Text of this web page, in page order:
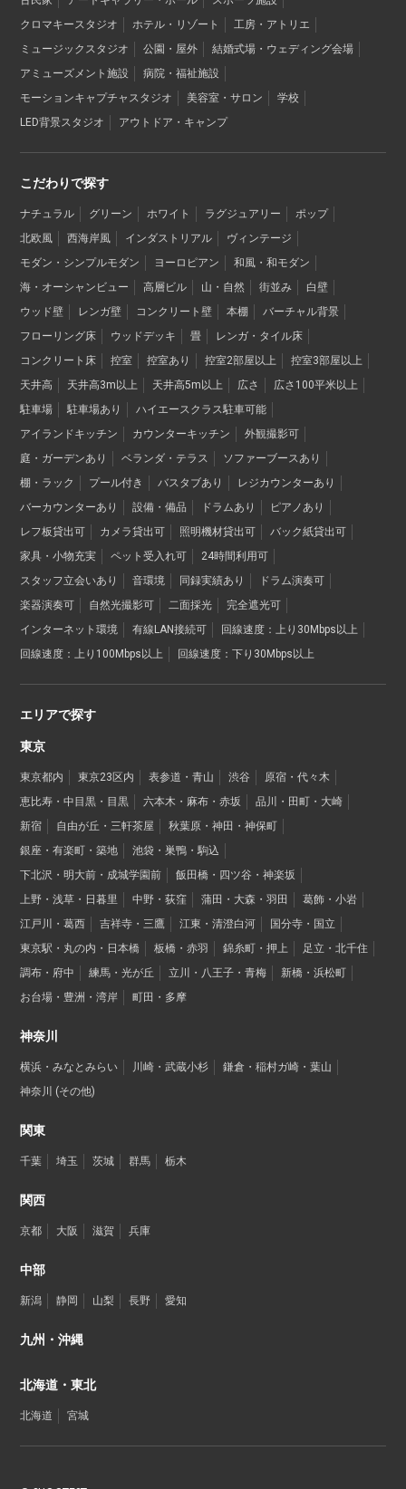
クロマキースタジオ
ホテル・リゾート
工房・アトリエ
ミュージックスタジオ
公園・屋外
結婚式場・ウェディング会場
アミューズメント施設
病院・福祉施設
モーションキャプチャスタジオ
美容室・サロン
学校
LED背景スタジオ
アウトドア・キャンプ
こだわりで探す
ナチュラル グリーン ホワイト ラグジュアリー
ポップ
北欧風
西海岸風 インダストリアル
ヴィンテージ
モダン・シンプルモダン
ヨーロピアン
和風・和モダン
海・オーシャンビュー
高層ビル 山・自然 街並み
白壁
ウッド壁
レンガ壁 コンクリート壁 本棚
バーチャル背景
フローリング床
ウッドデッキ 畳
レンガ・タイル床
コンクリート床
控室 控室あり 控室2部屋以上
控室3部屋以上
天井高
天井高3m以上 天井高5m以上 広さ
広さ100平米以上
駐車場
駐車場あり
ハイエースクラス駐車可能
アイランドキッチン
カウンターキッチン
外観撮影可
庭・ガーデンあり
ベランダ・テラス
ソファーブースあり
棚・ラック
プール付き バスタブあり
レジカウンターあり
バーカウンターあり
設備・備品 ドラムあり
ピアノあり
レフ板貸出可
カメラ貸出可 照明機材貸出可
バック紙貸出可
家具・小物充実
ペット受入れ可
24時間利用可
スタッフ立会いあり
音環境 同録実績あり
ドラム演奏可
楽器演奏可
自然光撮影可 二面採光
完全遮光可
インターネット環境
有線LAN接続可
回線速度：上り30Mbps以上
回線速度：上り100Mbps以上
回線速度：下り30Mbps以上
エリアで探す
東京
東京都内 東京23区内 表参道・青山 渋谷
原宿・代々木
恵比寿・中目黒・目黒
六本木・麻布・赤坂
品川・田町・大崎
新宿
自由が丘・三軒茶屋
秋葉原・神田・神保町
銀座・有楽町・築地
池袋・巣鴨・駒込
下北沢・明大前・成城学園前
飯田橋・四ツ谷・神楽坂
上野・浅草・日暮里
中野・荻窪 蒲田・大森・羽田
葛飾・小岩
江戸川・葛西
吉祥寺・三鷹 江東・清澄白河
国分寺・国立
東京駅・丸の内・日本橋
板橋・赤羽 錦糸町・押上
足立・北千住
調布・府中
練馬・光が丘 立川・八王子・青梅
新橋・浜松町
お台場・豊洲・湾岸
町田・多摩
神奈川
横浜・みなとみらい 川崎・武蔵小杉
鎌倉・稲村ガ崎・葉山
神奈川 (その他)
関東
千葉 埼玉 茨城 群馬 栃木
関西
京都 大阪 滋賀 兵庫
中部
新潟 静岡 山梨 長野 愛知
九州・沖縄
北海道・東北
北海道 宮城